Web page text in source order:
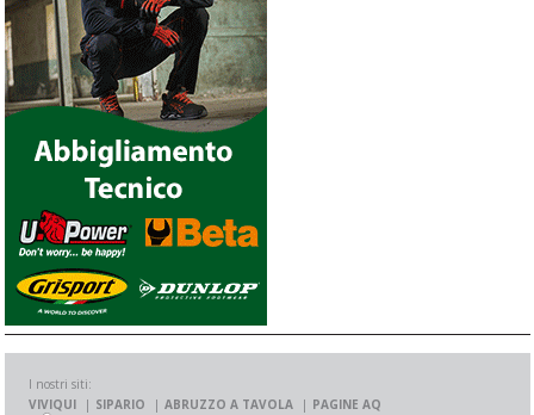
I nostri siti:
VIVIQUI
SIPARIO ABRUZZO A TAVOLA PAGINE AQ